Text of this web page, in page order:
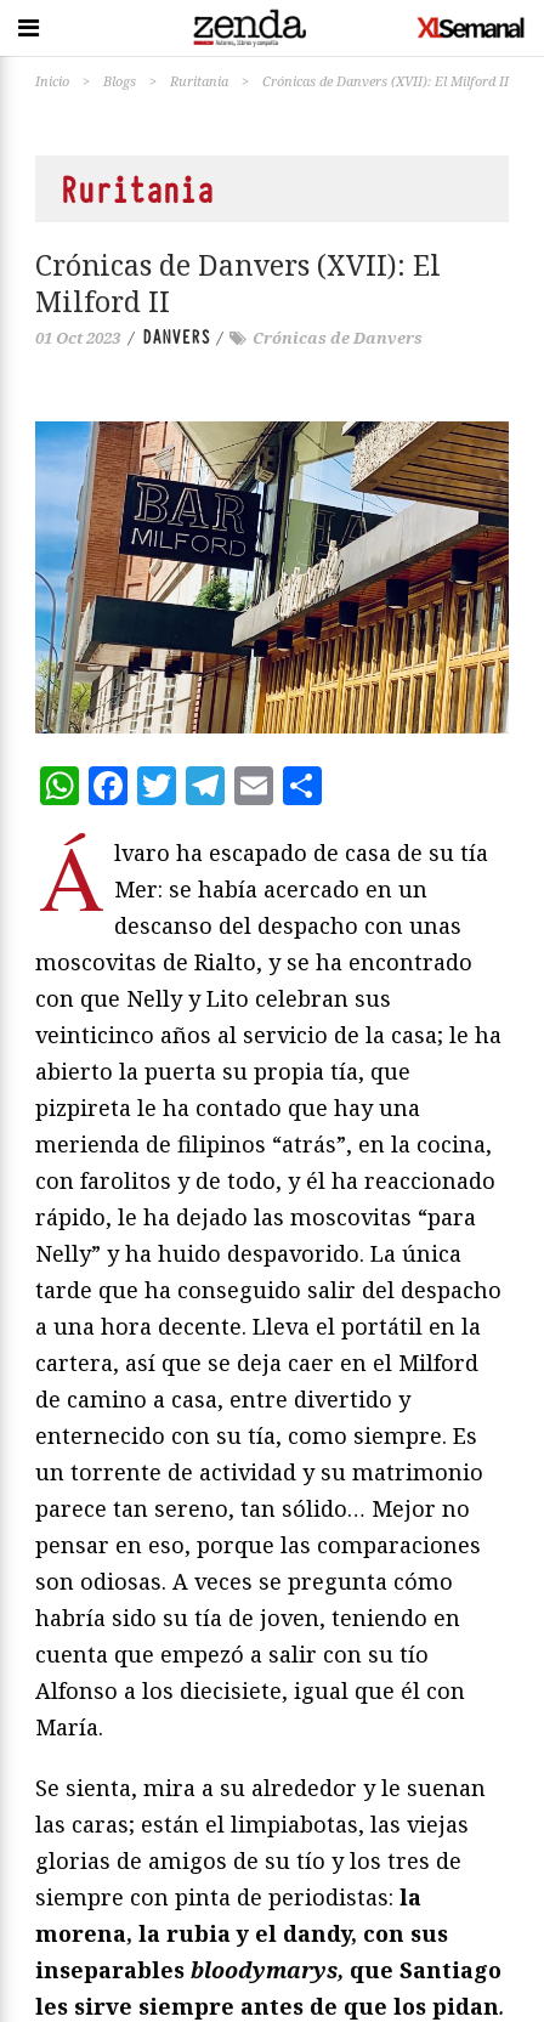
Inicio > Blogs > Ruritania > Crónicas de Danvers (XVII): El Milford II
Ruritania
Crónicas de Danvers (XVII): El
Milford II
01 Oct 2023 / DANVERS / Crónicas de Danvers
WhatsApp
Facebook
Twitter
Telegram
Email
Á lvaro ha escapado de casa de su tía
Mer: se había acercado en un
descanso del despacho con unas
moscovitas de Rialto, y se ha encontrado
con que Nelly y Lito celebran sus
veinticinco años al servicio de la casa; le ha
abierto la puerta su propia tía, que
pizpireta le ha contado que hay una
merienda de filipinos “atrás”, en la cocina,
con farolitos y de todo, y él ha reaccionado
rápido, le ha dejado las moscovitas “para
Nelly” y ha huido despavorido. La única
tarde que ha conseguido salir del despacho
a una hora decente. Lleva el portátil en la
cartera, así que se deja caer en el Milford
de camino a casa, entre divertido y
enternecido con su tía, como siempre. Es
un torrente de actividad y su matrimonio
parece tan sereno, tan sólido… Mejor no
pensar en eso, porque las comparaciones
son odiosas. A veces se pregunta cómo
habría sido su tía de joven, teniendo en
cuenta que empezó a salir con su tío
Alfonso a los diecisiete, igual que él con
María.
Se sienta, mira a su alrededor y le suenan
las caras; están el limpiabotas, las viejas
glorias de amigos de su tío y los tres de
siempre con pinta de periodistas: la
morena, la rubia y el dandy, con sus
inseparables bloodymarys, que Santiago
les sirve siempre antes de que los pidan.